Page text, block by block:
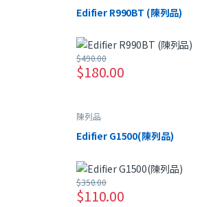
Edifier R990BT (陳列品)
$180.00
$490.00
陳列品
Edifier G1500(陳列品)
$110.00
$350.00